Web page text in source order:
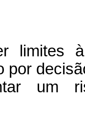
limites
por
um